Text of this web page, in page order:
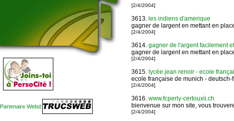
Partenaire Webd:
[2/4/2004]
3613. les indiens d'amerique
gagner de largent en mettant en
[2/4/2004]
3614. gagner de l'argent facilement
gagner de largent en mettant en
[2/4/2004]
3615. lycée jean renoir - ecole
ecole française de munich -
[2/4/2004]
3616. www.fcperly-certouxii.ch
bienvenue sur mon site, vous
[2/4/2004]